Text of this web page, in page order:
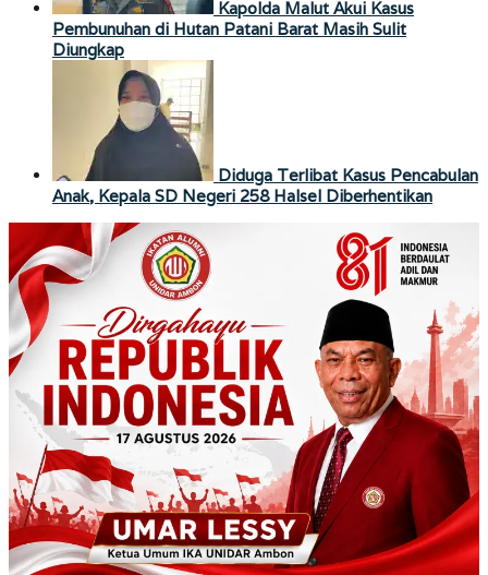
Kapolda Malut Akui Kasus
Pembunuhan di Hutan Patani Barat Masih Sulit
Diungkap
Diduga Terlibat Kasus Pencabulan
Anak, Kepala SD Negeri 258 Halsel Diberhentikan